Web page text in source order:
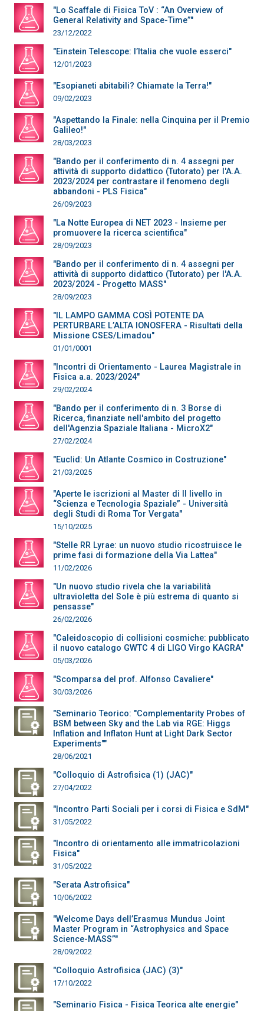
"Lo Scaffale di Fisica ToV : “An Overview of
General Relativity and Space-Time”"
23/12/2022
"Einstein Telescope: l’Italia che vuole esserci"
12/01/2023
"Esopianeti abitabili? Chiamate la Terra!"
09/02/2023
"Aspettando la Finale: nella Cinquina per il Premio
Galileo!"
28/03/2023
"Bando per il conferimento di n. 4 assegni per
attività di supporto didattico (Tutorato) per l'A.A.
2023/2024 per contrastare il fenomeno degli
abbandoni - PLS Fisica"
26/09/2023
"La Notte Europea di NET 2023 - Insieme per
promuovere la ricerca scientifica"
28/09/2023
"Bando per il conferimento di n. 4 assegni per
attività di supporto didattico (Tutorato) per l'A.A.
2023/2024 - Progetto MASS"
28/09/2023
"IL LAMPO GAMMA COSÌ POTENTE DA
PERTURBARE L’ALTA IONOSFERA - Risultati della
Missione CSES/Limadou"
01/01/0001
"Incontri di Orientamento - Laurea Magistrale in
Fisica a.a. 2023/2024"
29/02/2024
"Bando per il conferimento di n. 3 Borse di
Ricerca, finanziate nell'ambito del progetto
dell'Agenzia Spaziale Italiana - MicroX2"
27/02/2024
"Euclid: Un Atlante Cosmico in Costruzione"
21/03/2025
"Aperte le iscrizioni al Master di II livello in
“Scienza e Tecnologia Spaziale” - Università
degli Studi di Roma Tor Vergata"
15/10/2025
"Stelle RR Lyrae: un nuovo studio ricostruisce le
prime fasi di formazione della Via Lattea"
11/02/2026
"Un nuovo studio rivela che la variabilità
ultravioletta del Sole è più estrema di quanto si
pensasse"
26/02/2026
"Caleidoscopio di collisioni cosmiche: pubblicato
il nuovo catalogo GWTC 4 di LIGO Virgo KAGRA"
05/03/2026
"Scomparsa del prof. Alfonso Cavaliere"
30/03/2026
"Seminario Teorico: "Complementarity Probes of
BSM between Sky and the Lab via RGE: Higgs
Inflation and Inflaton Hunt at Light Dark Sector
Experiments""
28/06/2021
"Colloquio di Astrofisica (1) (JAC)"
27/04/2022
"Incontro Parti Sociali per i corsi di Fisica e SdM"
31/05/2022
"Incontro di orientamento alle immatricolazioni
Fisica"
31/05/2022
"Serata Astrofisica"
10/06/2022
"Welcome Days dell’Erasmus Mundus Joint
Master Program in “Astrophysics and Space
Science-MASS”"
28/09/2022
"Colloquio Astrofisica (JAC) (3)"
17/10/2022
"Seminario Fisica - Fisica Teorica alte energie"